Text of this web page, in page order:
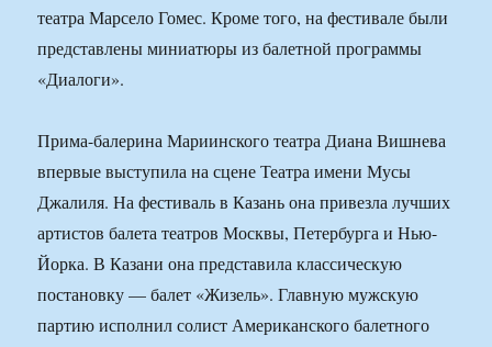
театра Марсело Гомес. Кроме того, на фестивале были
представлены миниатюры из балетной программы
«Диалоги».
Прима-балерина Мариинского театра Диана Вишнева
впервые выступила на сцене Театра имени Мусы
Джалиля. На фестиваль в Казань она привезла лучших
артистов балета театров Москвы, Петербурга и Нью-
Йорка. В Казани она представила классическую
постановку — балет «Жизель». Главную мужскую
партию исполнил солист Американского балетного